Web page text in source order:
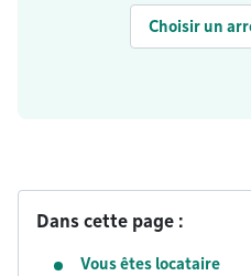
Choisir un
Dans cette page :
Vous êtes locataire